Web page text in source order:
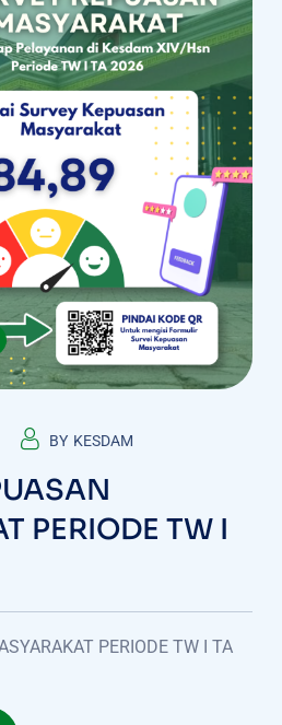
BY KESDAM
PERIODE TW I
PERIODE TW I TA